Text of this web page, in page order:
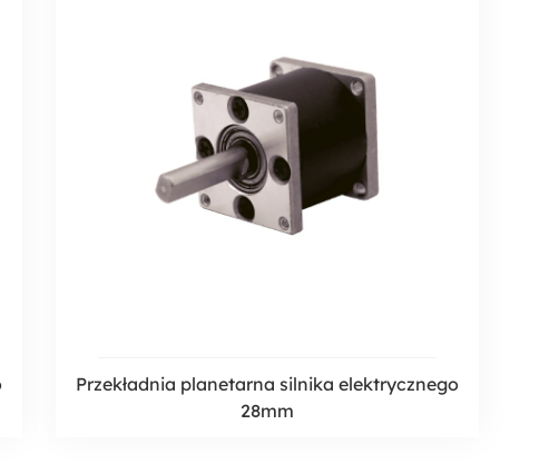
Przekładnia planetarna silnika elektrycznego
28mm